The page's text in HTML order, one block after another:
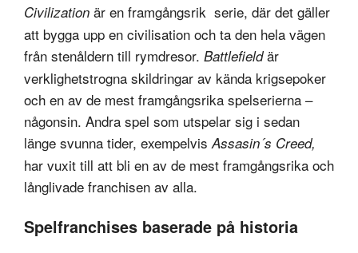
Civilization är en framgångsrik serie, där det gäller
att bygga upp en civilisation och ta den hela vägen
från stenåldern till rymdresor. Battlefieldär
verklighetstrogna skildringar av kända krigsepoker
och en av de mest framgångsrika spelserierna –
någonsin. Andra spel som utspelar sig i sedan
länge svunna tider, exempelvis Assasin´s Creed,
har vuxit till att bli en av de mest framgångsrika och
långlivade franchisen av alla.
Spelfranchises baserade på historia